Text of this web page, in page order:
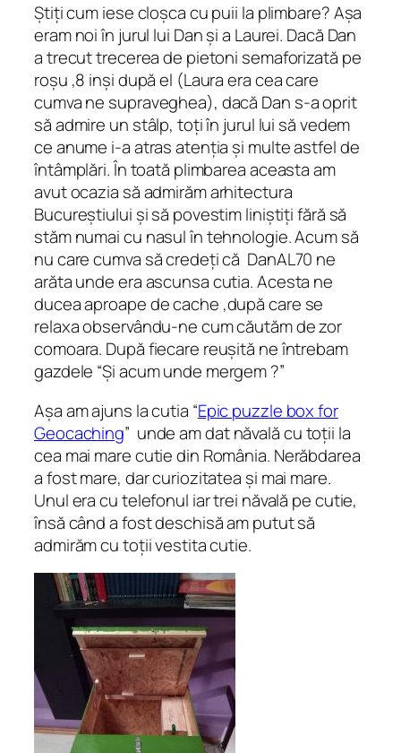
Știți cum iese cloșca cu puii la plimbare? Așa
eram noi în jurul lui Dan și a Laurei. Dacă Dan
a trecut trecerea de pietoni semaforizată pe
roșu ,8 inși după el (Laura era cea care
cumva ne supraveghea), dacă Dan s-a oprit
să admire un stâlp, toți în jurul lui să vedem
ce anume i-a atras atenția și multe astfel de
întâmplări. În toată plimbarea aceasta am
avut ocazia să admirăm arhitectura
Bucureștiului și să povestim liniștiți fără să
stăm numai cu nasul în tehnologie. Acum să
nu care cumva să credeți că DanAL70 ne
arăta unde era ascunsa cutia. Acesta ne
ducea aproape de cache ,după care se
relaxa observându-ne cum căutăm de zor
comoara. După fiecare reușită ne întrebam
gazdele “Și acum unde mergem ?”
Așa am ajuns la cutia “Epic puzzle box for
Geocaching” unde am dat năvală cu toții la
cea mai mare cutie din România. Nerăbdarea
a fost mare, dar curiozitatea și mai mare.
Unul era cu telefonul iar trei năvală pe cutie,
însă când a fost deschisă am putut să
admirăm cu toții vestita cutie.